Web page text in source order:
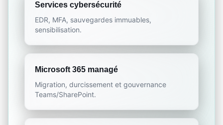
Services cybersécurité
EDR, MFA, sauvegardes immuables,
sensibilisation.
Microsoft 365 managé
Migration, durcissement et gouvernance
Teams/SharePoint.